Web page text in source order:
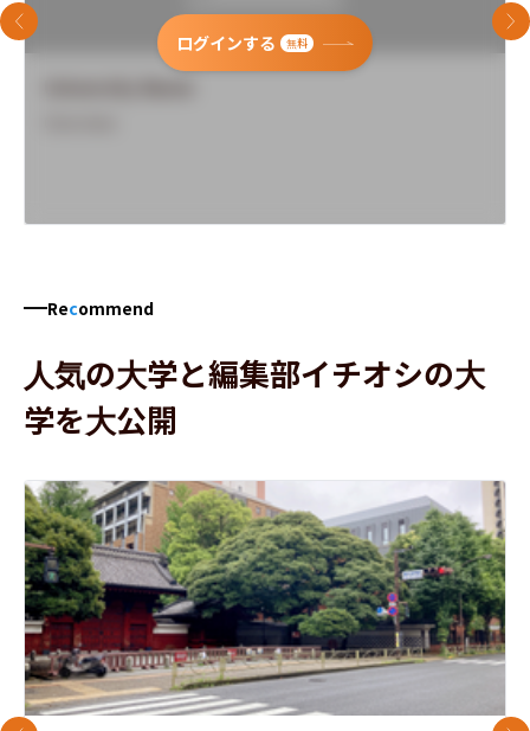
ログインする 無料
前のスライド 次
Recommend
人気の大学と編集部イチオシの大
学を大公開